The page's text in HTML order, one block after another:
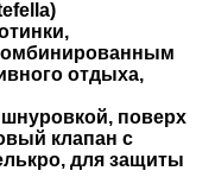
отдыха,
поверх
клапан с
для защиты